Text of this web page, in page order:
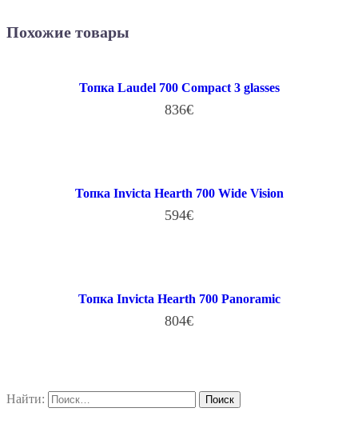
Похожие товары
Топка Laudel 700 Compact 3 glasses
836€
Топка Invicta Hearth 700 Wide Vision
594€
Топка Invicta Hearth 700 Panoramic
804€
Найти: